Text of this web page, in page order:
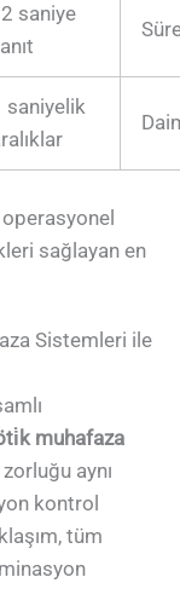
saniye
saniyelik
sağlayan en
Sistemleri ile
muhafaza
aynı
kontrol
tüm